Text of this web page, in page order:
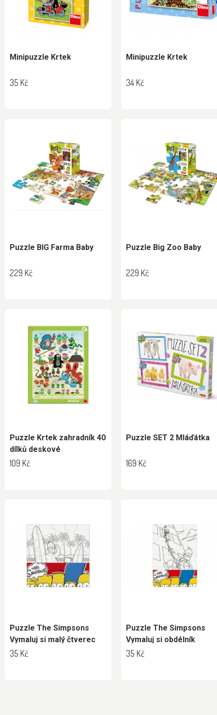
Minipuzzle Krtek
35 Kč
Minipuzzle Krtek
34 Kč
Puzzle BIG Farma Baby
229 Kč
Puzzle Big Zoo Baby
229 Kč
Puzzle Krtek zahradník 40
dílků deskové
109 Kč
Puzzle SET 2 Mláďátka
169 Kč
Puzzle The Simpsons
Vymaluj si malý čtverec
35 Kč
Puzzle The Simpsons
Vymaluj si obdélník
35 Kč